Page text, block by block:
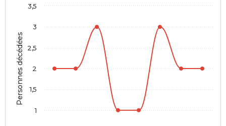
Personnes décédées
1
1,5
2
2,5
3
3,5